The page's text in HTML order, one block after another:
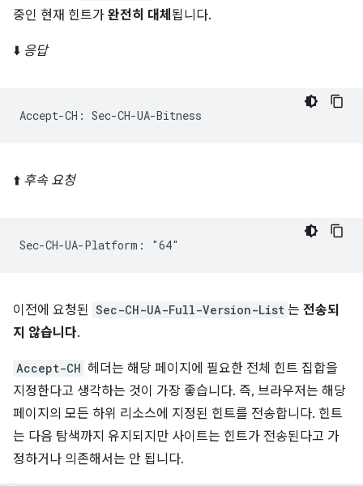
중인 현재 힌트가 완전히 대체 됩니다.
⬇️ 응답
⬆️ 후속 요청
이전에 요청된 Sec-CH-UA-Full-Version-List 는 전송되
지 않습니다.
Accept-CH 헤더는 해당 페이지에 필요한 전체 힌트 집합을
지정한다고 생각하는 것이 가장 좋습니다. 즉, 브라우저는 해당
페이지의 모든 하위 리소스에 지정된 힌트를 전송합니다. 힌트
는 다음 탐색까지 유지되지만 사이트는 힌트가 전송된다고 가
정하거나 의존해서는 안 됩니다.